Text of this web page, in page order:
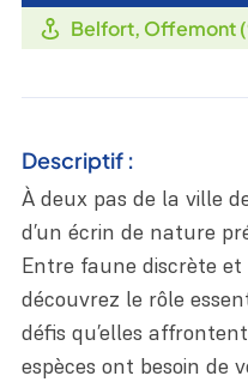
Belfort, Offemont
Descriptif :
À deux pas de la ville
d’un écrin de nature
Entre faune discrète
découvrez le rôle
défis qu’elles
espèces ont besoin de